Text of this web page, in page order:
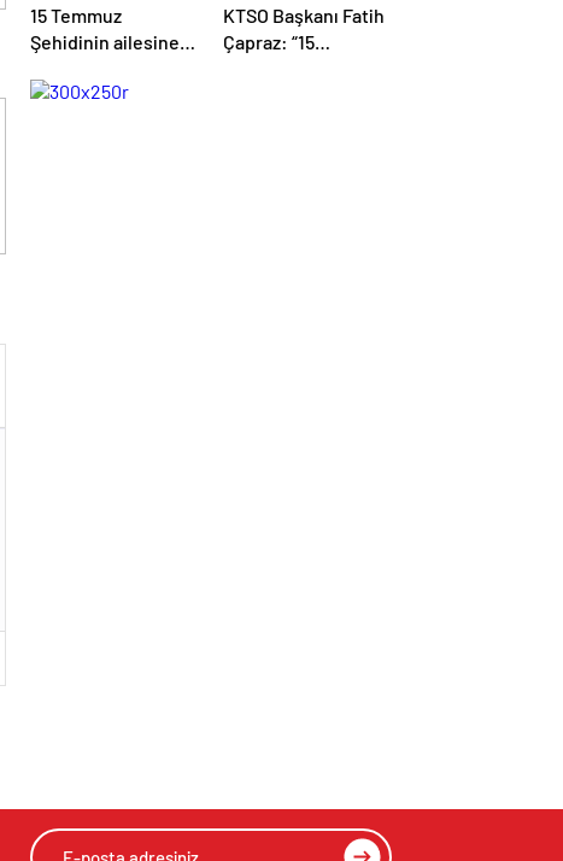
15 Temmuz
Şehidinin ailesine
KTSO Başkanı Fatih
Çapraz: “15